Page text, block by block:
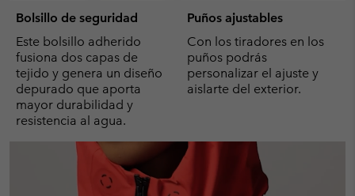
Bolsillo de seguridad
Este bolsillo adherido
fusiona dos capas de
tejido y genera un diseño
depurado que aporta
mayor durabilidad y
resistencia al agua.
Puños ajustables
Con los tiradores en los
puños podrás
personalizar el ajuste y
aislarte del exterior.